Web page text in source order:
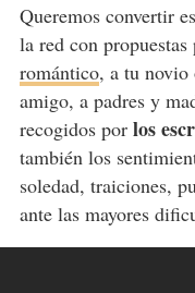
Queremos convertir
la red con propuestas
romántico, a tu novio
amigo, a padres y
recogidos por los
también los
soledad, traiciones,
ante las mayores